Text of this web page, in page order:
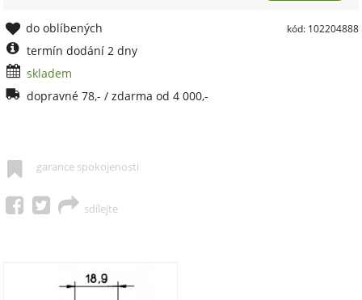
kód: 102204888
do oblíbených
termín dodání 2 dny
skladem
dopravné 78,- / zdarma od 4 000,-
garance spokojenosti
sdílejte